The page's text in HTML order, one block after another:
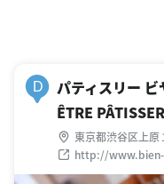
D
パティスリー
ÊTRE
東京都渋谷区上原
http://